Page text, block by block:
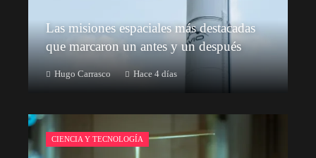
Las misiones espaciales más destacadas
que marcaron un antes y un después
Hugo Carrasco Hace 4 días
CIENCIA Y TECNOLOGÍA